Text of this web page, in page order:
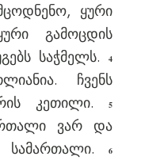
ყური
გამოცდის
საჭმელს.4
ჩვენს
კეთილი.5
ვარ და
სამართალი.6